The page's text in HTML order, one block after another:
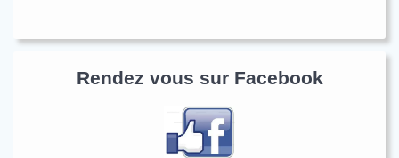
Rendez vous sur Facebook